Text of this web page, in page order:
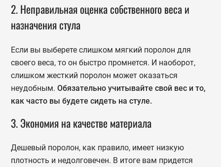
2. Неправильная оценка собственного веса и
назначения стула
Если вы выберете слишком мягкий поролон для
своего веса, то он быстро промнется. И наоборот,
слишком жесткий поролон может оказаться
неудобным.Обязательно учитывайте свой вес и то,
как часто вы будете сидеть на стуле.
3. Экономия на качестве материала
Дешевый поролон, как правило, имеет низкую
плотность и недолговечен. В итоге вам придется